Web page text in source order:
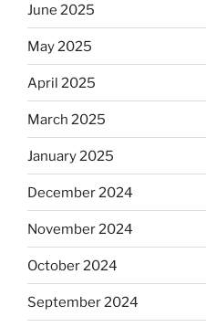
June 2025
May 2025
April 2025
March 2025
January 2025
December 2024
November 2024
October 2024
September 2024